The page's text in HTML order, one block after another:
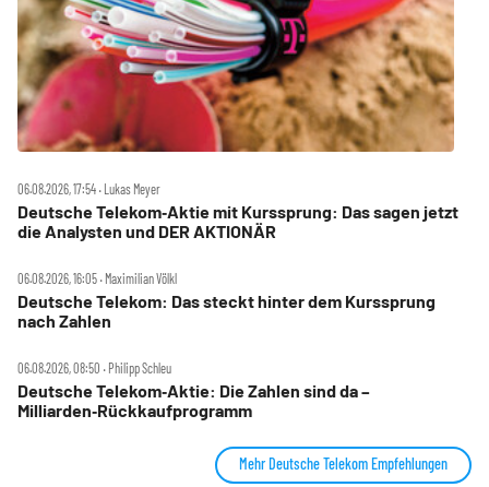
06.08.2026, 17:54 ‧ Lukas Meyer
Deutsche Telekom‑Aktie mit Kurssprung: Das sagen jetzt
die Analysten und DER AKTIONÄR
06.08.2026, 16:05 ‧ Maximilian Völkl
Deutsche Telekom: Das steckt hinter dem Kurssprung
nach Zahlen
06.08.2026, 08:50 ‧ Philipp Schleu
Deutsche Telekom‑Aktie: Die Zahlen sind da –
Milliarden‑Rückkaufprogramm
Mehr Deutsche Telekom Empfehlungen